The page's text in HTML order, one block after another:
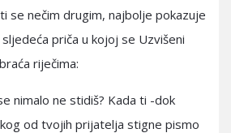
se nečim drugim, najbolje pokazuje
priča u kojoj se Uzvišeni
riječima:
nimalo ne stidiš? Kada ti -dok
od tvojih prijatelja stigne pismo